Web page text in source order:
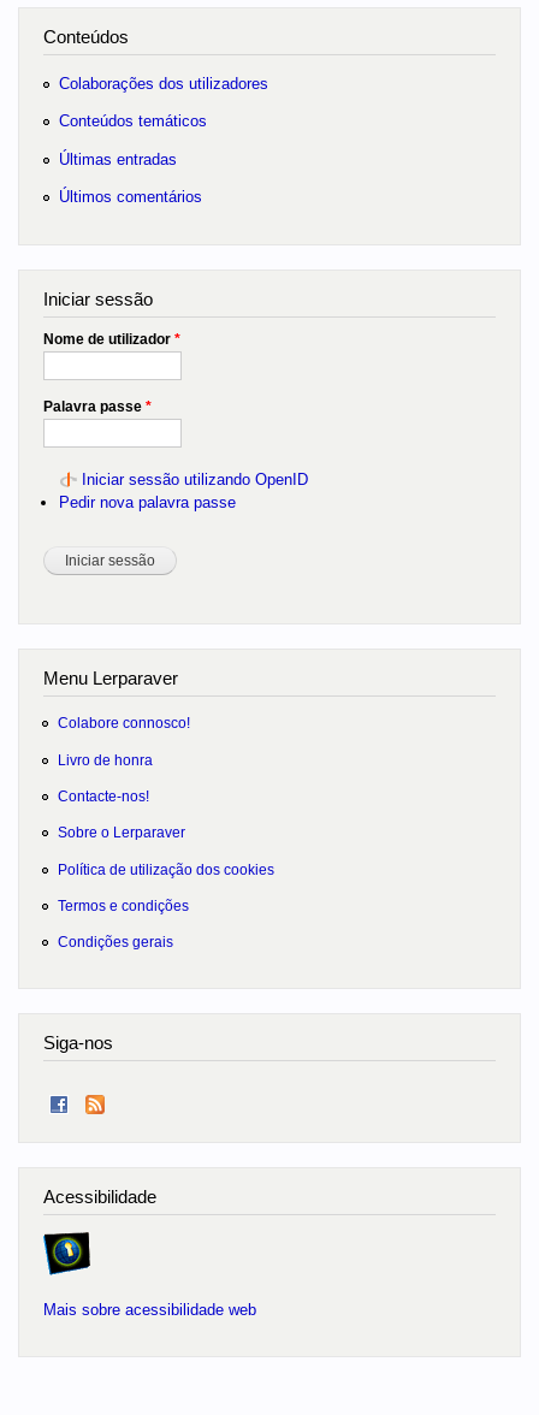
Conteúdos
Colaborações dos utilizadores
Conteúdos temáticos
Últimas entradas
Últimos comentários
Iniciar sessão
Nome de utilizador *
Palavra passe *
Iniciar sessão utilizando OpenID
Pedir nova palavra passe
Menu Lerparaver
Colabore connosco!
Livro de honra
Contacte-nos!
Sobre o Lerparaver
Política de utilização dos cookies
Termos e condições
Condições gerais
Siga-nos
Acessibilidade
Mais sobre acessibilidade web